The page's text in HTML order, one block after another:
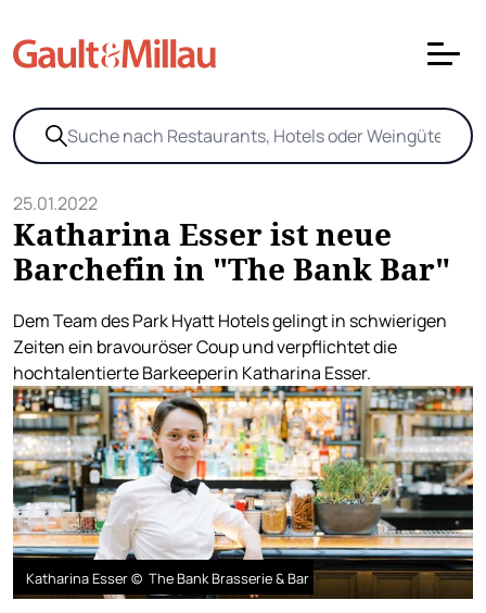
25.01.2022
Katharina Esser ist neue
Barchefin in "The Bank Bar"
Dem Team des Park Hyatt Hotels gelingt in schwierigen
Zeiten ein bravouröser Coup und verpflichtet die
hochtalentierte Barkeeperin Katharina Esser.
Katharina Esser © The Bank Brasserie & Bar